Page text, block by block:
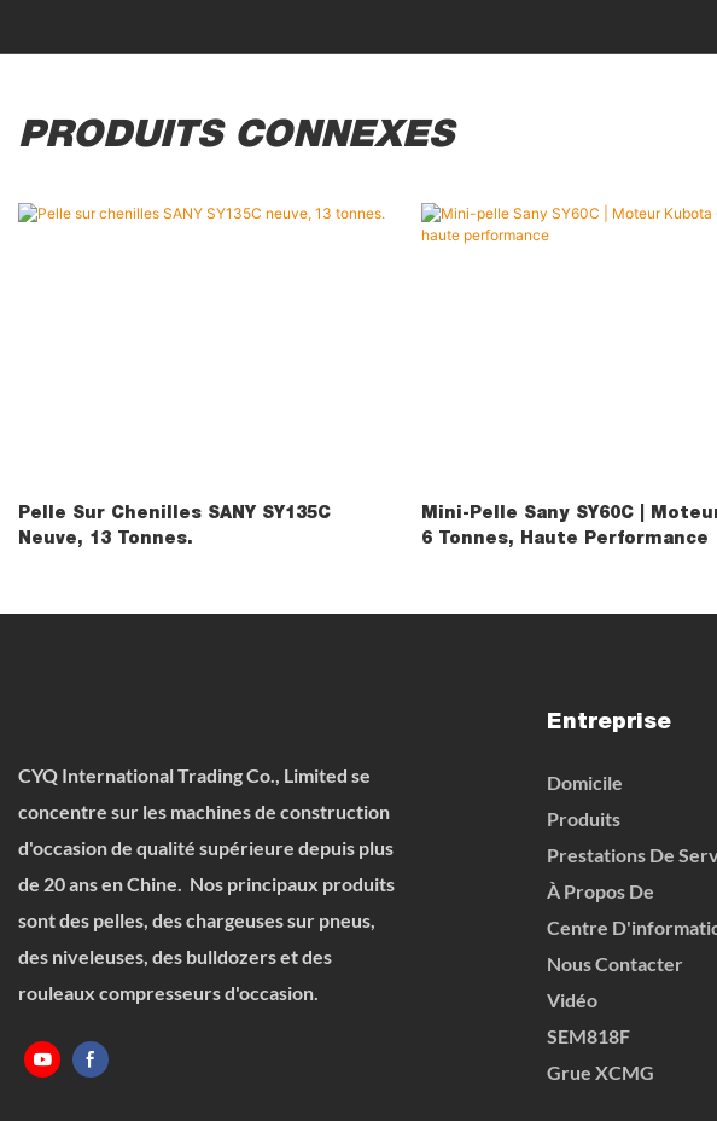
PRODUITS CONNEXES
Pelle Sur Chenilles SANY SY135C
Neuve, 13 Tonnes.
Mini-Pelle Sany SY60C |
6 Tonnes, Haute Performance
CYQ International Trading Co., Limited se
concentre sur les machines de construction
d'occasion de qualité supérieure depuis plus
de 20 ans en Chine. Nos principaux produits
sont des pelles, des chargeuses sur pneus,
des niveleuses, des bulldozers et des
rouleaux compresseurs d'occasion.
Entreprise
Domicile
Produits
Prestations De
À Propos De
Centre
Nous Contacter
Vidéo
SEM818F
Grue XCMG